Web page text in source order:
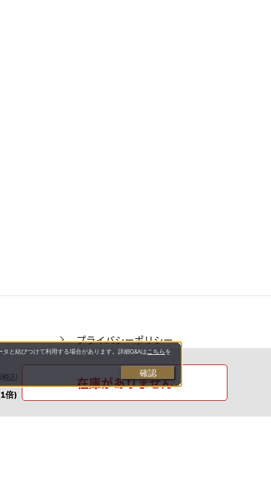
込）
倍)
在庫がありません
- プライバシーポリシー
- 配送について
- のし・ラッピングについて
- お問い合わせ先
と結びつけて利用する場合があります。詳細Q&Aは こちらを
確認